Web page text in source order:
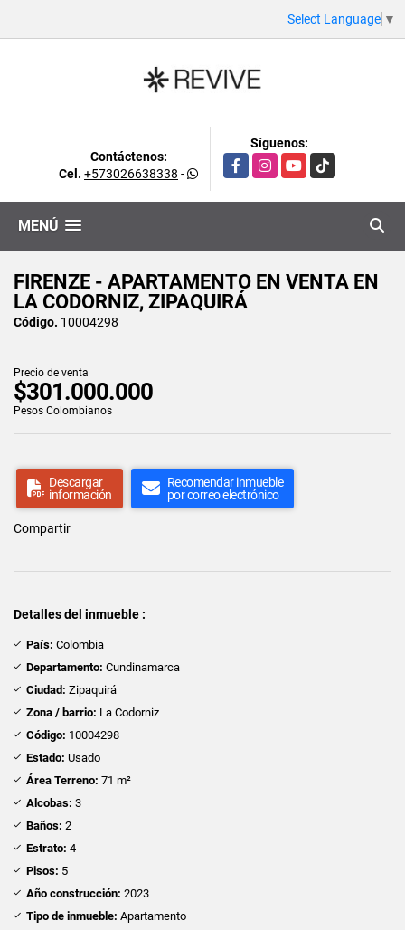
Select Language ▼
Contáctenos:
Cel. +573026638338 -
Síguenos:
FacebookInstagramYouTubeTikTok
MENÚ
FIRENZE - APARTAMENTO EN VENTA EN
LA CODORNIZ, ZIPAQUIRÁ
Código. 10004298
Precio de venta
$301.000.000
Pesos Colombianos
Descargar
información
Recomendar inmueble
por correo electrónico
Compartir
Detalles del inmueble :
País: Colombia
Departamento: Cundinamarca
Ciudad: Zipaquirá
Zona / barrio: La Codorniz
Código: 10004298
Estado: Usado
Área Terreno: 71 m²
Alcobas: 3
Baños: 2
Estrato: 4
Pisos: 5
Año construcción: 2023
Tipo de inmueble: Apartamento